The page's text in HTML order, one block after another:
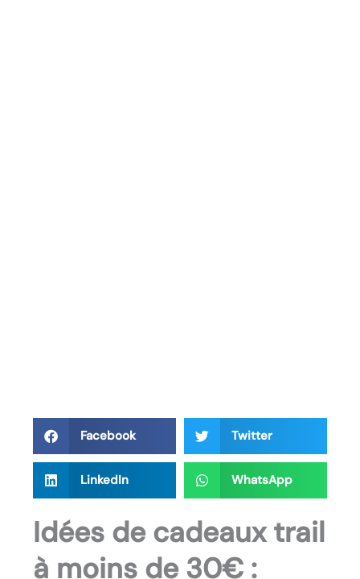
Facebook Twitter
LinkedIn WhatsApp
Idées de cadeaux trail
à moins de 30€ :